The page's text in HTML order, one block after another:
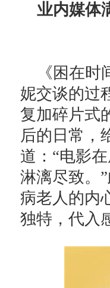
业内媒体
《困在
妮交谈的过
复加碎片式
后的日常，
道：“电影
淋漓尽致。
病老人的内
独特，代入